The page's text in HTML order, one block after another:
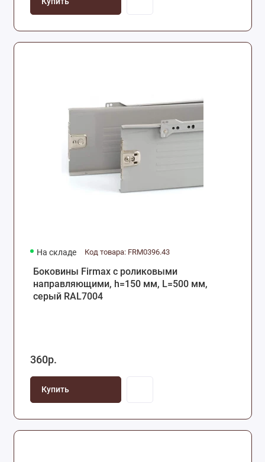
На складе Код товара: FRM0396.43
Боковины Firmax с роликовыми
направляющими, h=150 мм, L=500 мм,
серый RAL7004
360р.
Купить